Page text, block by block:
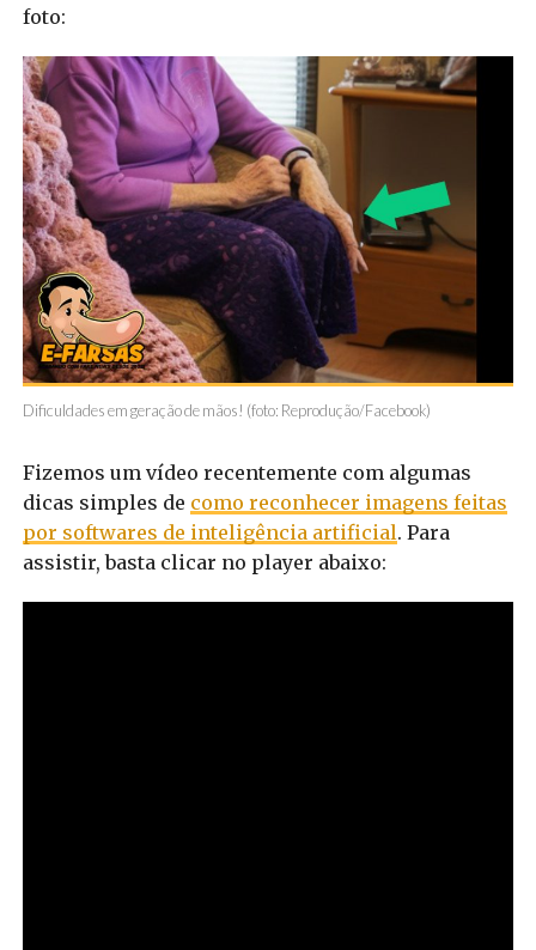
foto:
Dificuldades em geração de mãos! (foto: Reprodução/Facebook)
Fizemos um vídeo recentemente com algumas
dicas simples de como reconhecer imagens feitas
por softwares de inteligência artificial. Para
assistir, basta clicar no player abaixo: